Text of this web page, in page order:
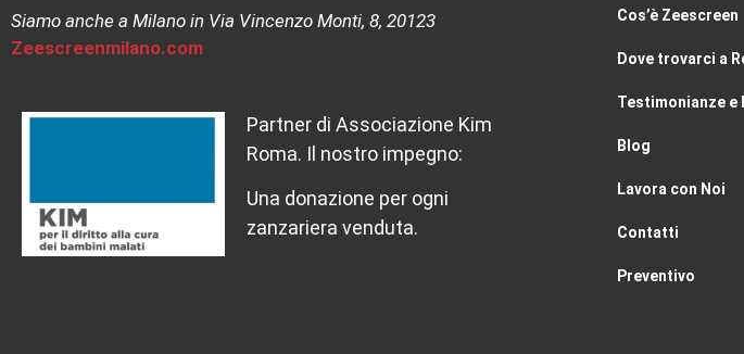
Siamo anche a Milano in Via Vincenzo Monti, 8, 20123
Zeescreenmilano.com
Partner di Associazione Kim
Roma. Il nostro impegno:
Una donazione per ogni
zanzariera venduta.
Cos’è Zeescreen
Dove trovarci a
Testimonianze e
Blog
Lavora con Noi
Contatti
Preventivo